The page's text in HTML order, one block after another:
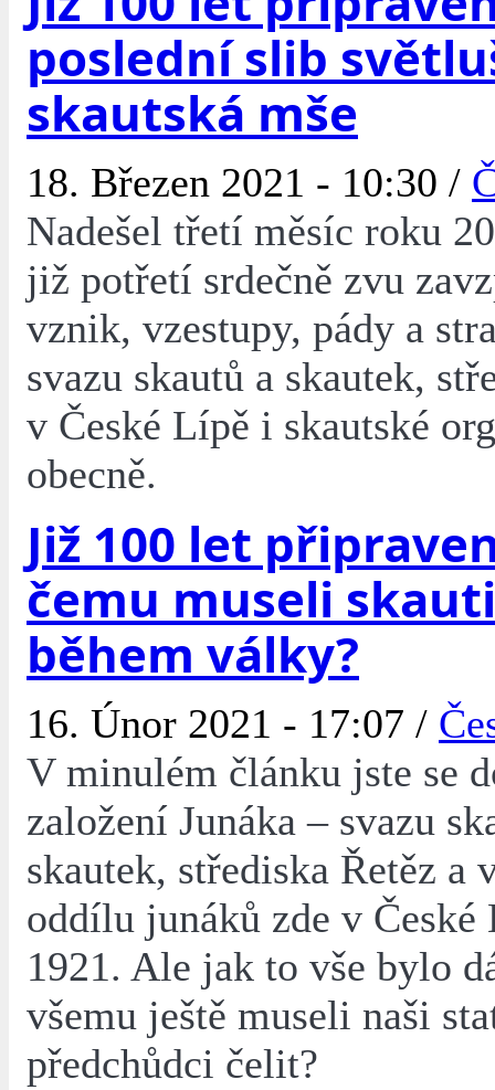
poslední slib
skautská mše
18. Březen 2021 - 10:30 /
Nadešel třetí měsíc roku
již potřetí srdečně zvu
vznik, vzestupy, pády a
svazu skautů a skautek,
v České Lípě i skautské
obecně.
Již 100 let
čemu museli
během války?
16. Únor 2021 - 17:07 /
V minulém článku jste se
založení Junáka – svazu
skautek, střediska Řetěz a
oddílu junáků zde v České
1921. Ale jak to vše bylo
všemu ještě museli naši
předchůdci čelit?